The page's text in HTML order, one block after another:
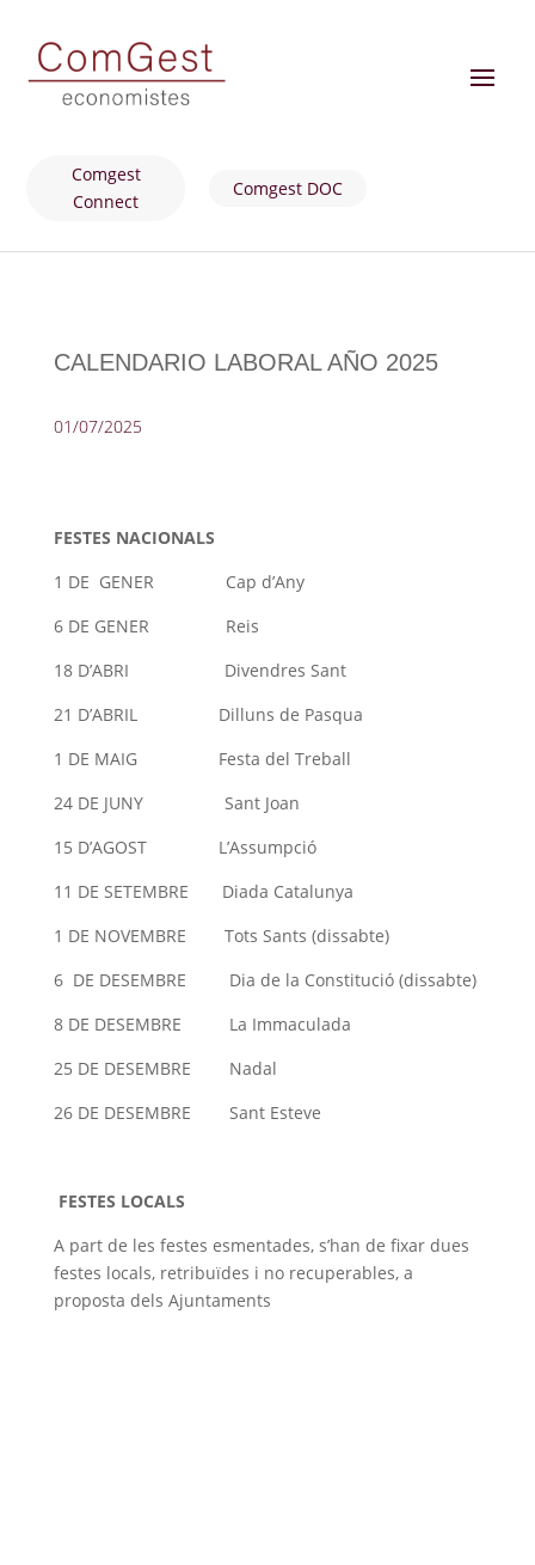
Comgest
Connect
Comgest DOC
CALENDARIO LABORAL AÑO 2025
01/07/2025
FESTES NACIONALS
1 DE GENER Cap d’Any
6 DE GENER Reis
18 D’ABRI Divendres Sant
21 D’ABRIL Dilluns de Pasqua
1 DE MAIG Festa del Treball
24 DE JUNY Sant Joan
15 D’AGOST L’Assumpció
11 DE SETEMBRE Diada Catalunya
1 DE NOVEMBRE Tots Sants (dissabte)
6 DE DESEMBRE Dia de la Constitució (dissabte)
8 DE DESEMBRE La Immaculada
25 DE DESEMBRE Nadal
26 DE DESEMBRE Sant Esteve
FESTES LOCALS
A part de les festes esmentades, s’han de fixar dues
festes locals, retribuïdes i no recuperables, a
proposta dels Ajuntaments